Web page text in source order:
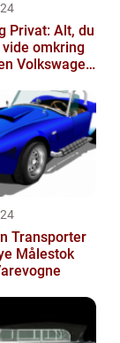
Privat: Alt, du
omkring
Volkswagen
Transporter
Målestok